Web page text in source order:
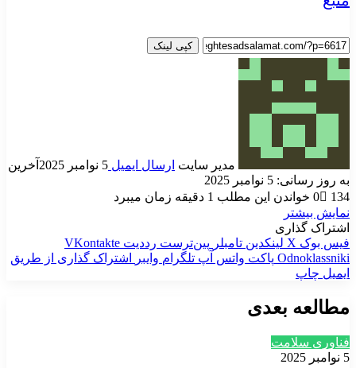
کپی لینک
مدیر سایت ارسال ایمیل 5 نوامبر 2025
آخرین
به روز رسانی: 5 نوامبر 2025
0
134
خواندن این مطلب 1 دقیقه زمان میبرد
نمایش بیشتر
اشتراک گذاری
فیس بوک X لینکدین ‫تامبلر ‫پین‌ترست ‫رددیت ‫VKontakte
‫Odnoklassniki پاکت واتس آپ تلگرام وایبر
اشتراک گذاری از طریق
ایمیل چاپ
مطالعه بعدی
فناوری سلامت
5 نوامبر 2025